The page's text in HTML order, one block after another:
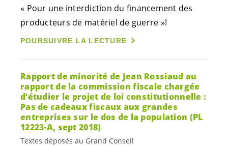
« Pour une interdiction du financement des
producteurs de matériel de guerre »!
POURSUIVRE LA LECTURE
Rapport de minorité de Jean Rossiaud au
rapport de la commission fiscale chargée
d’étudier le projet de loi constitutionnelle :
Pas de cadeaux fiscaux aux grandes
entreprises sur le dos de la population (PL
12223-A, sept 2018)
Textes déposés au Grand Conseil